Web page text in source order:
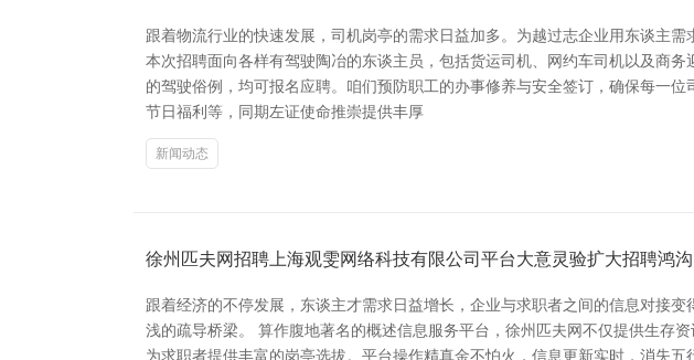
跟着物流行业的快速发展，司机岗亭的需求日益加多。为越过志企业用东谈主
本次招聘面向各样有驾驶陶冶的东谈主员，包括货运司机、网约车司机以及商
的驾驶俗例，均可报名应聘。咱们预防职工的办事修养与安全签订，确保每一
节日福利等，同期左证使命推崇提供丰厚
新闻动态
徐州匹夫网招聘上海观雯网络科技有限公司平台大意灵验扩大招聘鸿沟
跟着经济的不停发展，东谈主才需求日益增长，企业与求职者之间的信息对接
浅的疏导桥梁。 算作腹地著名的概述信息服务平台，徐州匹夫网不仅提供生存
为求职者提供丰富的岗亭选拔。平台操作精真金不怕火，信息更新实时，消失